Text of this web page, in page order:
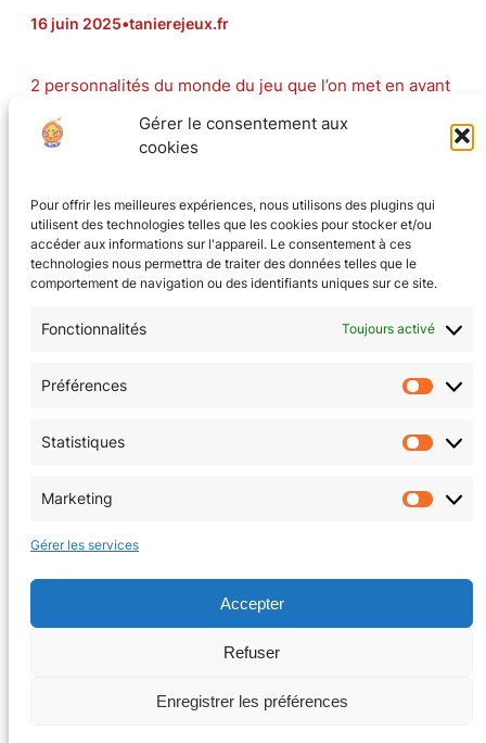
Gérer le consentement aux
cookies
Pour offrir les meilleures expériences, nous utilisons des plugins qui
utilisent des technologies telles que les cookies pour stocker et/ou
accéder aux informations sur l'appareil. Le consentement à ces
technologies nous permettra de traiter des données telles que le
comportement de navigation ou des identifiants uniques sur ce site.
Fonctionnalités Toujours activé
Préférences
Statistiques
Marketing
Gérer les services
Accepter
Refuser
Enregistrer les préférences
16 juin 2025•tanierejeux.fr
2 personnalités du monde du jeu que l’on met en avant
de Au fil du Dédale et Cécilia Pascal qui réalise les
énigmes et escape games de Le Lapin Blanc. Venez les
Facebook Instagram
Copyright © 2026 | La Tanière au coin du jeu